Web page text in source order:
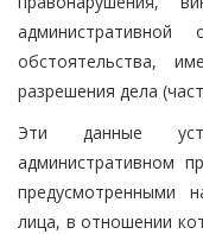
обстоятельства,
разрешения дела
Эти данные
административном
предусмотренными
лица, в отношении